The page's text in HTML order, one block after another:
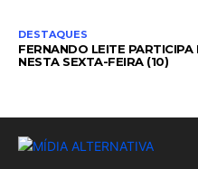
DESTAQUES
FERNANDO LEITE
NESTA SEXTA-FEIRA (10)